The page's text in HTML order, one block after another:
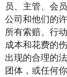
员、主管、会
公司和他们的
所有索赔、行
成本和花费的
出现的合理的
团体，或任何